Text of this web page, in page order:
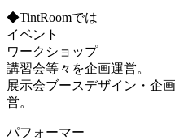
◆TintRoomでは
イベント
ワークショップ
講習会等々を企画運営。
展示会ブースデザイン・企
営。
パフォーマー